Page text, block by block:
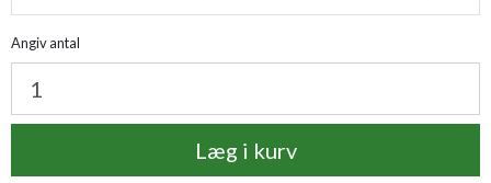
Handske MaxiDry
Plantetorvets grønne vandingspose 75 liter
Angiv antal
Læg i kurv